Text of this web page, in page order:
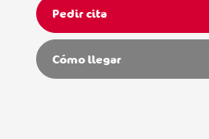
Pedir cita
Cómo llegar